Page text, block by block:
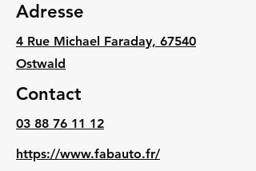
Adresse
4 Rue Michael Faraday, 67540
Ostwald
Contact
03 88 76 11 12
https://www.fabauto.fr/